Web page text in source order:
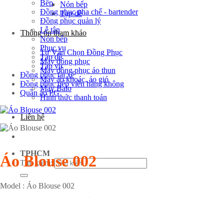
Nón bếp
Tạp dề
Thông tin tham khảo
Tư Vấn Chọn Đồng Phục
May đồng phục
May đồng phục áo thun
May áo khoác, áo gió
May Balo
Hình thức thanh toán
Liên hệ
TPHCM
Tìm kiếm:
Bếp
Đồng phục pha chế - bartender
Đồng phục quản lý
Lễ tân
Nón bếp
Phục vụ
Tạp dề
Tạp vụ
Đồng phục tài xế
Đồng phục tiếp viên hàng không
Quần áo PG
Áo Blouse 002
Model : Áo Blouse 002